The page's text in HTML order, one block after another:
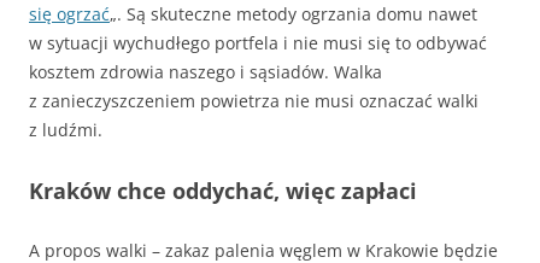
się ogrzać„. Są skuteczne metody ogrzania domu nawet
w sytuacji wychudłego portfela i nie musi się to odbywać
kosztem zdrowia naszego i sąsiadów. Walka
z zanieczyszczeniem powietrza nie musi oznaczać walki
z ludźmi.
Kraków chce oddychać, więc zapłaci
A propos walki – zakaz palenia węglem w Krakowie będzie